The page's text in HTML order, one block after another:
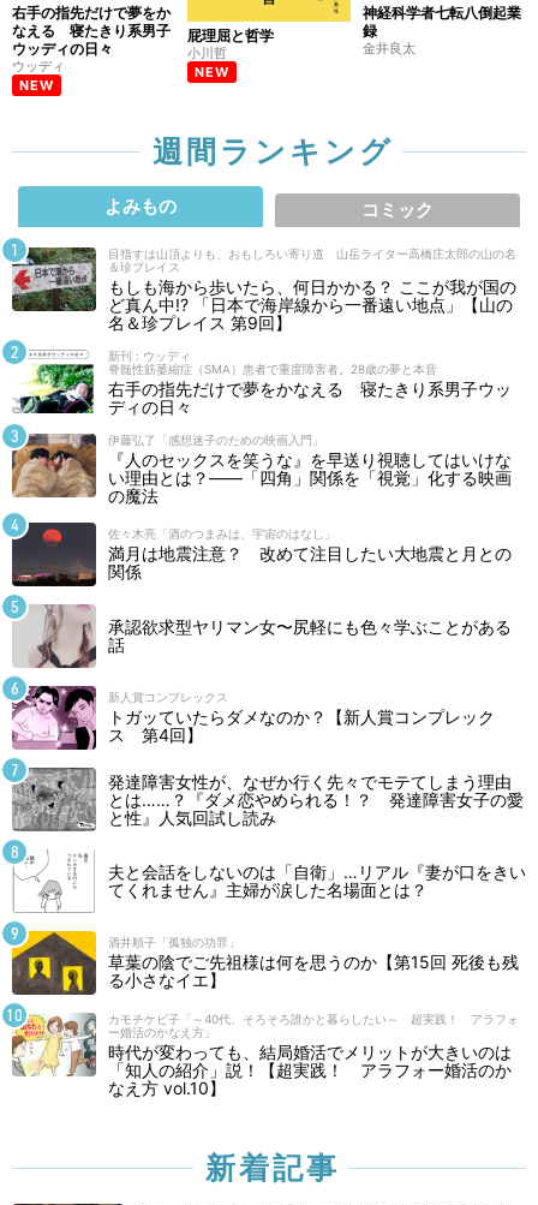
右手の指先だけで夢をか
なえる 寝たきり系男子
ウッディの日々
ウッディ
NEW
屁理屈と哲学
小川哲
NEW
神経科学者七転八倒起業
録
金井良太
週間ランキング
よみもの コミック
目指すは山頂よりも、おもしろい寄り道 山岳ライター高橋庄太郎の山の名
＆珍プレイス
もしも海から歩いたら、何日かかる？ ここが我が国の
ど真ん中!? 「日本で海岸線から一番遠い地点」【山の
名＆珍プレイス 第9回】
新刊 : ウッディ
脊髄性筋萎縮症（SMA）患者で重度障害者。28歳の夢と本音
右手の指先だけで夢をかなえる 寝たきり系男子ウッ
ディの日々
伊藤弘了「感想迷子のための映画入門」
『人のセックスを笑うな』を早送り視聴してはいけな
い理由とは？――「四角」関係を「視覚」化する映画
の魔法
佐々木亮「酒のつまみは、宇宙のはなし」
満月は地震注意？ 改めて注目したい大地震と月との
関係
承認欲求型ヤリマン女〜尻軽にも色々学ぶことがある
話
新人賞コンプレックス
トガッていたらダメなのか？【新人賞コンプレック
ス 第4回】
発達障害女性が、なぜか行く先々でモテてしまう理由
とは……？『ダメ恋やめられる！？ 発達障害女子の愛
と性』人気回試し読み
夫と会話をしないのは「自衛」…リアル『妻が口をきい
てくれません』主婦が涙した名場面とは？
酒井順子「孤独の功罪」
草葉の陰でご先祖様は何を思うのか【第15回 死後も残
る小さなイエ】
カモチケビ子「～40代、そろそろ誰かと暮らしたい～ 超実践！ アラフォ
ー婚活のかなえ方」
時代が変わっても、結局婚活でメリットが大きいのは
「知人の紹介」説！【超実践！ アラフォー婚活のか
なえ方 vol.10】
新着記事